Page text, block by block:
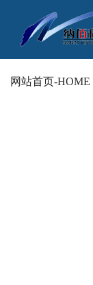
网站首页-HOME